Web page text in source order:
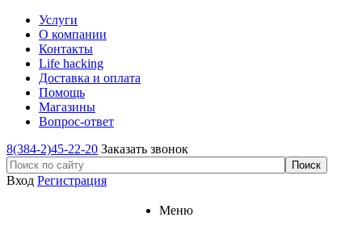
Услуги
О компании
Контакты
Life hacking
Доставка и оплата
Помощь
Магазины
Вопрос-ответ
8(384-2)45-22-20 Заказать звонок
Вход Регистрация
Меню